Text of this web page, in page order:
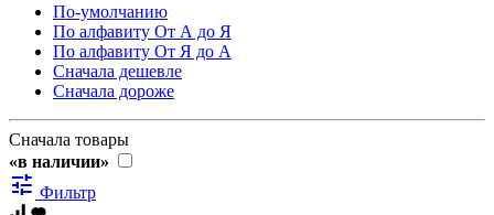
По-умолчанию
По алфавиту От А до Я
По алфавиту От Я до А
Сначала дешевле
Сначала дороже
Сначала товары
«в наличии»
tune Фильтр